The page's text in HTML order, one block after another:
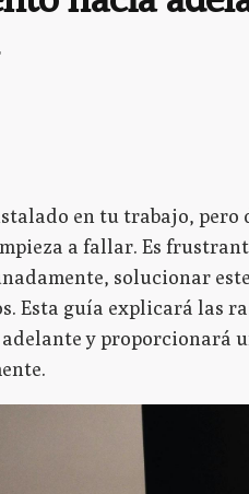
en tu trabajo,
a fallar. Es
solucionar
Esta guía explicará las
y proporcionará